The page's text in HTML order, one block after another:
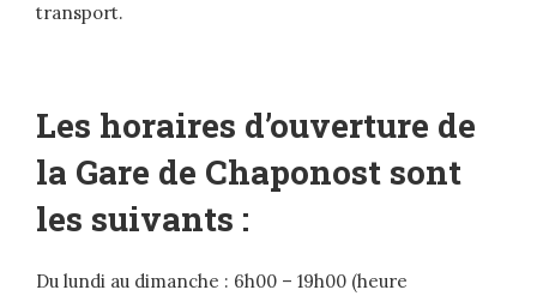
transport.
Les horaires d’ouverture de
la Gare de Chaponost sont
les suivants :
Du lundi au dimanche : 6h00 – 19h00 (heure